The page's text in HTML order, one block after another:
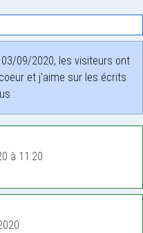
09/2020, les visiteurs ont
et j'aime sur les écrits
:
à 11:20